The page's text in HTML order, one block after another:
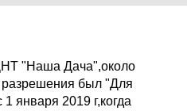
"Наша Дача",около
был "Для
1 января 2019 г,когда